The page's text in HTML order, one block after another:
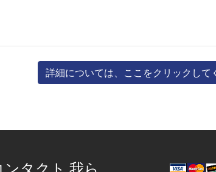
詳細については、ここをクリックして